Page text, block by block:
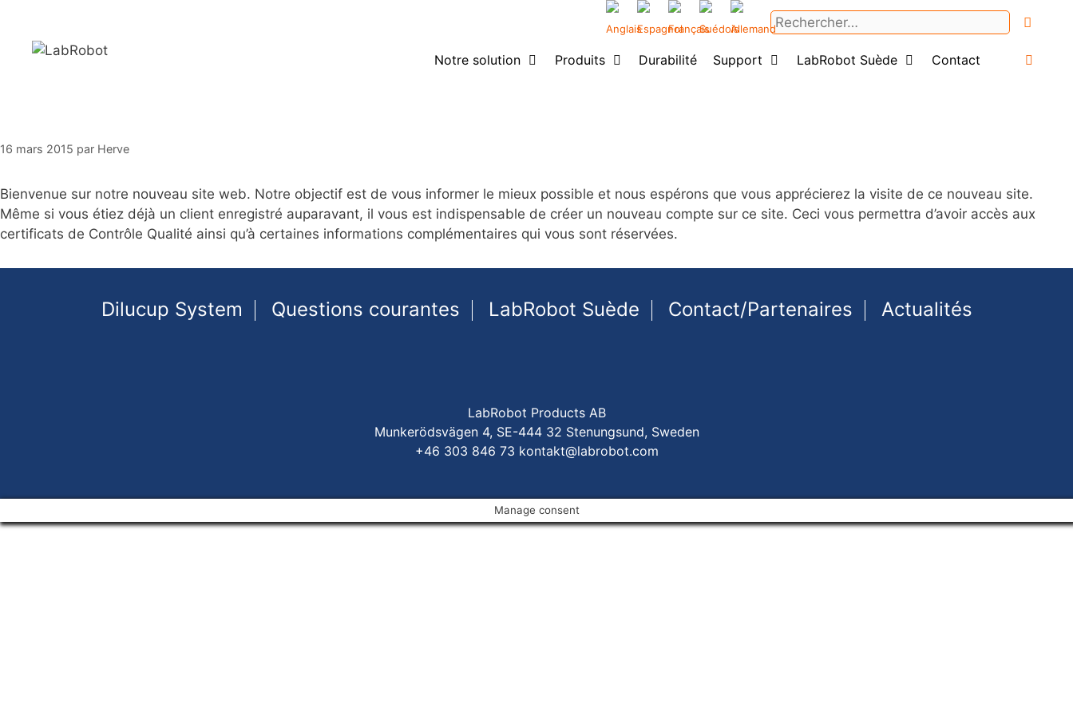
contenu
Rechercher :
Notre solution Produits Durabilité Support LabRobot Suède Contact
16 mars 2015 par Herve
Bienvenue sur notre nouveau site web. Notre objectif est de vous informer le mieux possible et nous espérons que vous apprécierez la visite de ce nouveau site.
Même si vous étiez déjà un client enregistré auparavant, il vous est indispensable de créer un nouveau compte sur ce site. Ceci vous permettra d’avoir accès aux
certificats de Contrôle Qualité ainsi qu’à certaines informations complémentaires qui vous sont réservées.
Dilucup System Questions courantes LabRobot Suède Contact/Partenaires Actualités
LabRobot Products AB
Munkerödsvägen 4, SE-444 32 Stenungsund, Sweden
+46 303 846 73 kontakt@labrobot.com
Manage consent